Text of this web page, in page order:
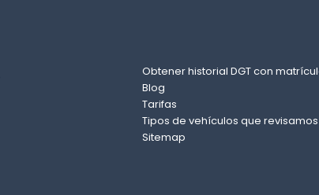
Obtener historial DGT con
Blog
Tarifas
Tipos de vehículos que revisamos
Sitemap